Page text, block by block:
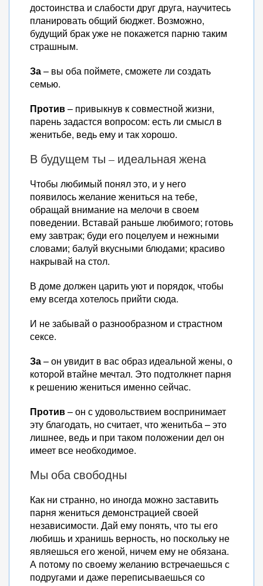
достоинства и слабости друг друга, научитесь
планировать общий бюджет. Возможно,
будущий брак уже не покажется парню таким
страшным.
За– вы оба поймете, сможете ли создать
семью.
Против– привыкнув к совместной жизни,
парень задастся вопросом: есть ли смысл в
женитьбе, ведь ему и так хорошо.
В будущем ты – идеальная жена
Чтобы любимый понял это, и у него
появилось желание жениться на тебе,
обращай внимание на мелочи в своем
поведении. Вставай раньше любимого; готовь
ему завтрак; буди его поцелуем и нежными
словами; балуй вкусными блюдами; красиво
накрывай на стол.
В доме должен царить уют и порядок, чтобы
ему всегда хотелось прийти сюда.
И не забывай о разнообразном и страстном
сексе.
За– он увидит в вас образ идеальной жены, о
которой втайне мечтал. Это подтолкнет парня
к решению жениться именно сейчас.
Против– он с удовольствием воспринимает
эту благодать, но считает, что женитьба – это
лишнее, ведь и при таком положении дел он
имеет все необходимое.
Мы оба свободны
Как ни странно, но иногда можно заставить
парня жениться демонстрацией своей
независимости. Дай ему понять, что ты его
любишь и хранишь верность, но поскольку не
являешься его женой, ничем ему не обязана.
А потому по своему желанию встречаешься с
подругами и даже переписываешься со